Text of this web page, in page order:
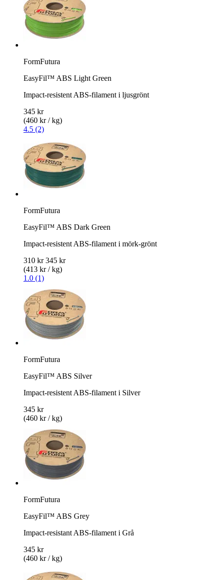
FormFutura
EasyFil™ ABS Light Green
Impact-resistent ABS-filament i ljusgrönt
345 kr
(460 kr / kg)
4.5 (2)
FormFutura
EasyFil™ ABS Dark Green
Impact-resistent ABS-filament i mörk-grönt
310 kr 345 kr
(413 kr / kg)
1.0 (1)
FormFutura
EasyFil™ ABS Silver
Impact-resistent ABS-filament i Silver
345 kr
(460 kr / kg)
FormFutura
EasyFil™ ABS Grey
Impact-resistant ABS-filament i Grå
345 kr
(460 kr / kg)